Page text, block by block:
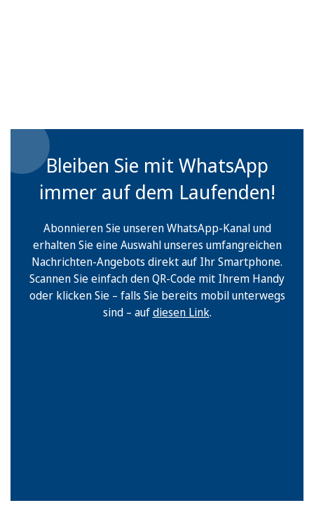
Bleiben Sie mit WhatsApp
immer auf dem Laufenden!
Abonnieren Sie unseren WhatsApp-Kanal und
erhalten Sie eine Auswahl unseres umfangreichen
Nachrichten-Angebots direkt auf Ihr Smartphone.
Scannen Sie einfach den QR-Code mit Ihrem Handy
oder klicken Sie – falls Sie bereits mobil unterwegs
sind – aufdiesen Link.